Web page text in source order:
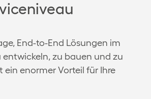
End-to-End Lösungen im
entwickeln, zu bauen und zu
ein enormer Vorteil für Ihre